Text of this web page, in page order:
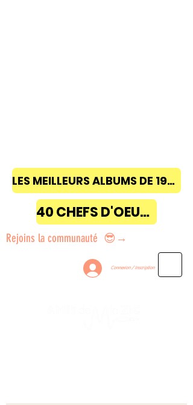
LES MEILLEURS ALBUMS DE 1968 à 2018
40 CHEFS D'OEUVRE
Rejoins la communauté 😎→
Connexion / Inscription